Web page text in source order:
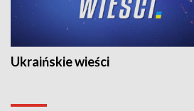
Ukraińskie wieści